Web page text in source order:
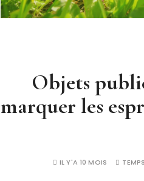
Objets
marquer les
IL Y'A 10 MOIS